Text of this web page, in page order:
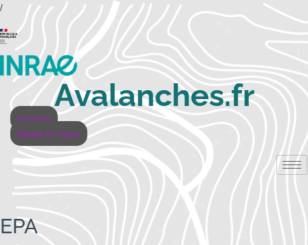
/
Avalanches.fr
Intranet
Saisie en ligne
EPA